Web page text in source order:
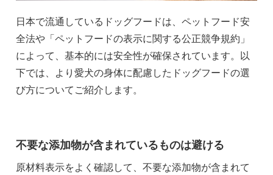
日本で流通しているドッグフードは、ペットフード安
全法や「ペットフードの表示に関する公正競争規約」
によって、基本的には安全性が確保されています。以
下では、より愛犬の身体に配慮したドッグフードの選
び方についてご紹介します。
不要な添加物が含まれているものは避ける
原材料表示をよく確認して、不要な添加物が含まれて